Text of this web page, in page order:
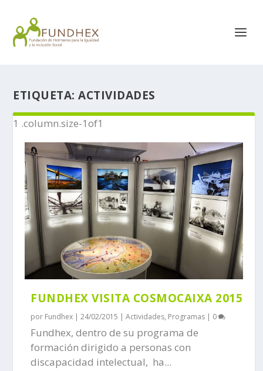
ETIQUETA:ACTIVIDADES
FUNDHEX VISITA COSMOCAIXA 2015
por Fundhex |24/02/2015 |Actividades, Programas | 0
Fundhex, dentro de su programa de
formación dirigido a personas con
discapacidad intelectual, ha...